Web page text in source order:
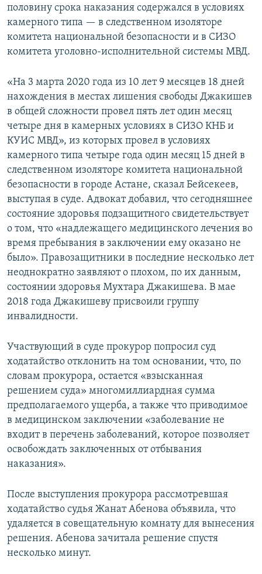
половину срока наказания содержался в условиях
камерного типа — в следственном изоляторе
комитета национальной безопасности и в СИЗО
комитета уголовно-исполнительной системы МВД.
«На 3 марта 2020 года из 10 лет 9 месяцев 18 дней
нахождения в местах лишения свободы Джакишев
в общей сложности провел пять лет один месяц
четыре дня в камерных условиях в СИЗО КНБ и
КУИС МВД», из которых провел в условиях
камерного типа четыре года один месяц 15 дней в
следственном изоляторе комитета национальной
безопасности в городе Астане, сказал Бейсекеев,
выступая в суде. Адвокат добавил, что сегодняшнее
состояние здоровья подзащитного свидетельствует
о том, что «надлежащего медицинского лечения во
время пребывания в заключении ему оказано не
было». Правозащитники в последние несколько лет
неоднократно заявляют о плохом, по их данным,
состоянии здоровья Мухтара Джакишева. В мае
2018 года Джакишеву присвоили группу
инвалидности.
Участвующий в суде прокурор попросил суд
ходатайство отклонить на том основании, что, по
словам прокурора, остается «взысканная
решением суда» многомиллиардная сумма
предполагаемого ущерба, а также что приводимое
в медицинском заключении «заболевание не
входит в перечень заболеваний, которое позволяет
освобождать заключенных от отбывания
наказания».
После выступления прокурора рассмотревшая
ходатайство судья Жанат Абенова объявила, что
удаляется в совещательную комнату для вынесения
решения. Абенова зачитала решение спустя
несколько минут.